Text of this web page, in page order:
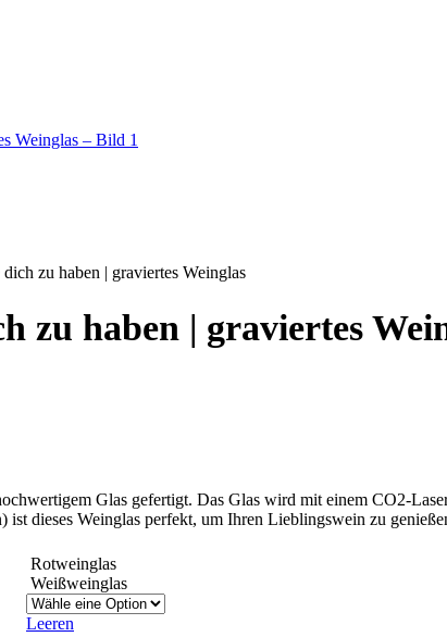
zu haben | graviertes Weinglas
zu haben | graviertes
Glas gefertigt. Das Glas wird mit einem CO2-
dieses Weinglas perfekt, um Ihren Lieblingswein zu
Rotweinglas
Weißweinglas
Leeren